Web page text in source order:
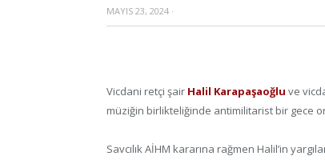
MAYIS 23, 2024 ·
Vicdani retçi şair Halil Karapaşaoğlu ve
müziğin birlikteliğinde antimilitarist bir gece
Savcılık AİHM kararına rağmen Halil’in